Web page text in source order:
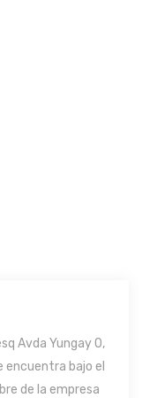
Avda Yungay 0,
encuentra bajo el
de la empresa